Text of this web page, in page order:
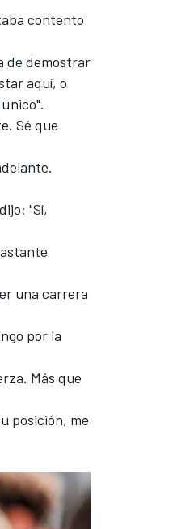
contento
de demostrar
aquí, o
Sé que
"Sí,
una carrera
por la
Más que
posición, me